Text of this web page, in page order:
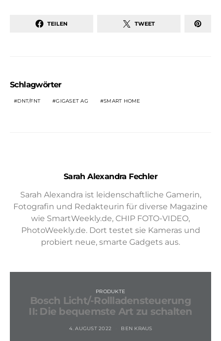
TEILEN TWEET
Schlagwörter
DNT/FNT GIGASET AG SMART HOME
Sarah Alexandra Fechler
Sarah Alexandra ist leidenschaftliche Gamerin,
Fotografin und Redakteurin für diverse Magazine
wie SmartWeekly.de, CHIP FOTO-VIDEO,
PhotoWeekly.de. Dort testet sie Kameras und
probiert neue, smarte Gadgets aus.
PRODUKTE
Bosch Licht/-Rollladensteuerung
II: Die bequemste Art zu schalten
4. AUGUST 2022 BEN KRAUS